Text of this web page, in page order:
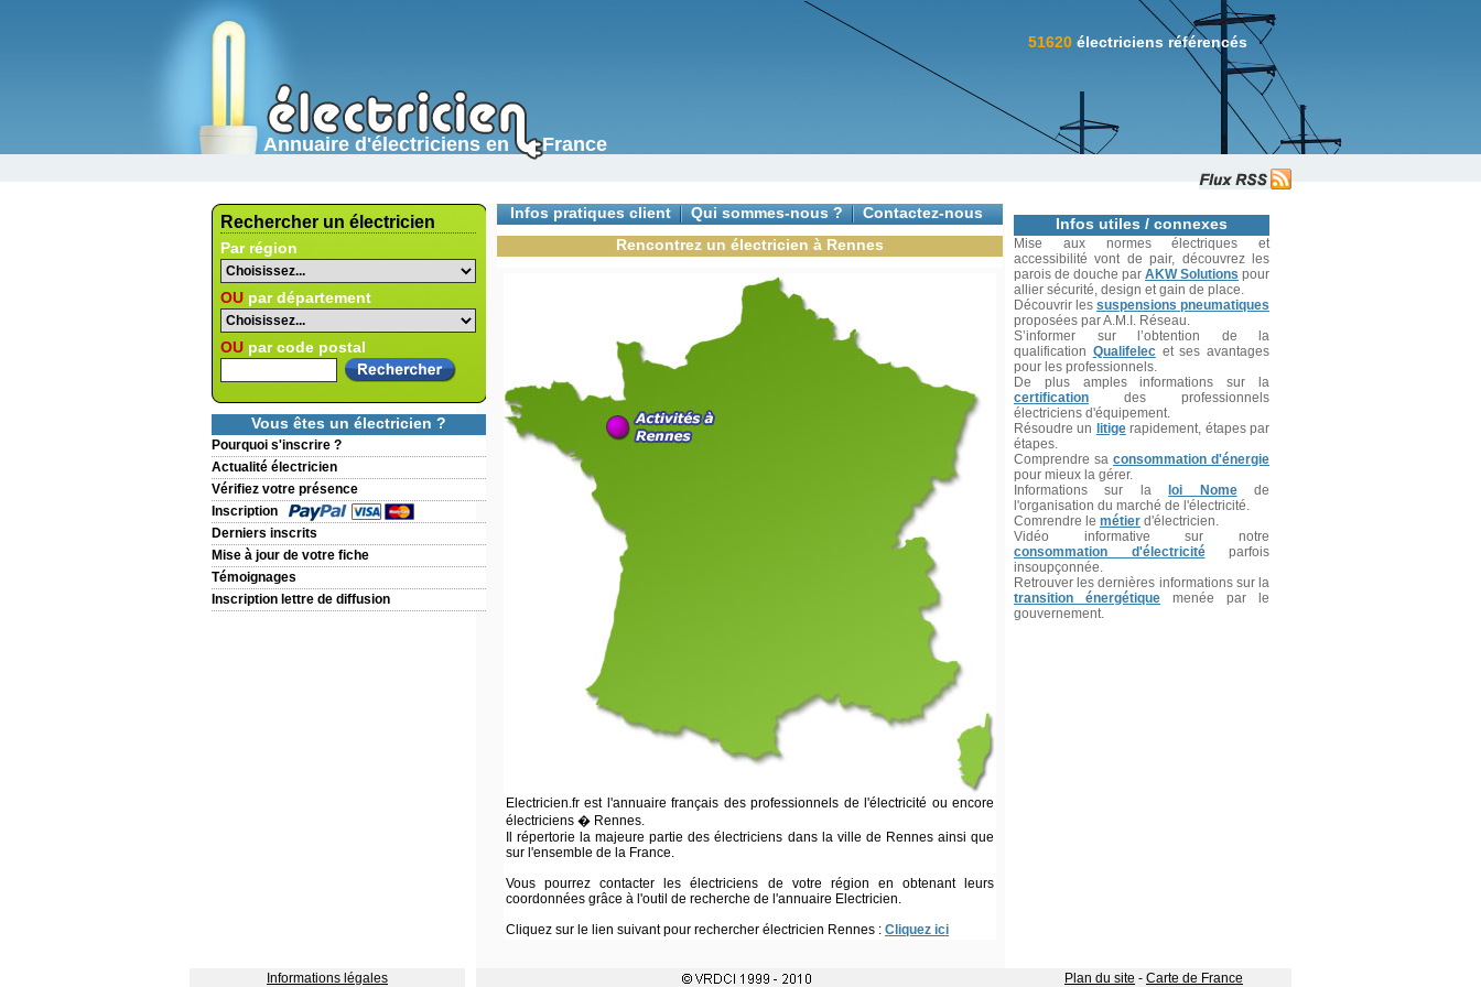
Annuaire d'électriciens en France
51620 électriciens référencés
Rechercher un électricien
Par région
OU par département
OU par code postal
Vous êtes un électricien ?
Pourquoi s'inscrire ?
Actualité électricien
Vérifiez votre présence
Inscription
Derniers inscrits
Mise à jour de votre fiche
Témoignages
Inscription lettre de diffusion
Infos pratiques client Qui sommes-nous ?
Contactez-nous
Rencontrez un électricien à Rennes
Electricien.fr est l'annuaire français des professionnels de l'électricité ou encore
électriciens � Rennes.
Il répertorie la majeure partie des électriciens dans la ville de Rennes ainsi que
sur l'ensemble de la France.
Vous pourrez contacter les électriciens de votre région en obtenant leurs
coordonnées grâce à l'outil de recherche de l'annuaire Electricien.
Cliquez sur le lien suivant pour rechercher électricien Rennes : Cliquez ici
Infos utiles / connexes
Mise aux normes électriques et
accessibilité vont de pair, découvrez les
parois de douche par AKW Solutions pour
allier sécurité, design et gain de place.
Découvrir les suspensions pneumatiques
proposées par A.M.I. Réseau.
S’informer sur l’obtention de la
qualification Qualifelecet ses avantages
pour les professionnels.
De plus amples informations sur la
certification des professionnels
électriciens d'équipement.
Résoudre un litigerapidement, étapes par
étapes.
Comprendre sa consommation d'énergie
pour mieux la gérer.
Informations sur la
loi Nomede
l'organisation du marché de l'électricité.
Comrendre le métier d'électricien.
Vidéo informative sur notre
consommation d'électricitéparfois
insoupçonnée.
Retrouver les dernières informations sur la
transition énergétique menée par le
gouvernement.
Informations légales Plan du site - Carte de France